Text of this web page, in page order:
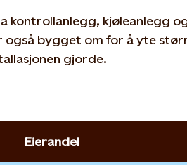
kontrollanlegg, kjøleanlegg
også bygget om for å yte
gjorde.
Eierandel